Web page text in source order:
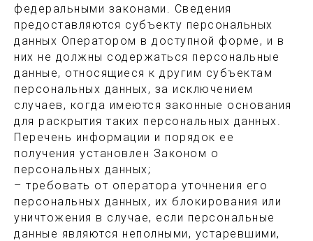
федеральными законами. Сведения
предоставляются субъекту персональных
данных Оператором в доступной форме, и в
них не должны содержаться персональные
данные, относящиеся к другим субъектам
персональных данных, за исключением
случаев, когда имеются законные основания
для раскрытия таких персональных данных.
Перечень информации и порядок ее
получения установлен Законом о
персональных данных;
– требовать от оператора уточнения его
персональных данных, их блокирования или
уничтожения в случае, если персональные
данные являются неполными, устаревшими,